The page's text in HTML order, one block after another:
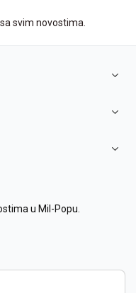
svim novostima.
u Mil-Popu.